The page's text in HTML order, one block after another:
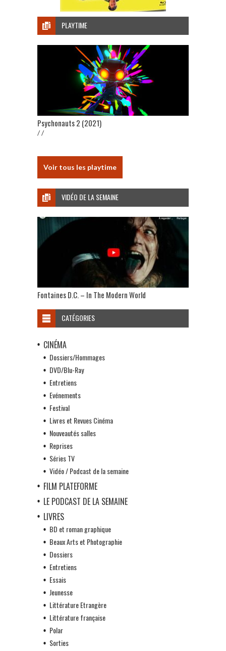
PLAYTIME
Psychonauts 2 (2021)
/ /
Voir tous les playtime
VIDÉO DE LA SEMAINE
Fontaines D.C. – In The Modern World
CATÉGORIES
CINÉMA
Dossiers/Hommages
DVD/Blu-Ray
Entretiens
Evénements
Festival
Livres et Revues Cinéma
Nouveautés salles
Reprises
Séries TV
Vidéo / Podcast de la semaine
FILM PLATEFORME
LE PODCAST DE LA SEMAINE
LIVRES
BD et roman graphique
Beaux Arts et Photographie
Dossiers
Entretiens
Essais
Jeunesse
Littérature Etrangère
Littérature française
Polar
Sorties